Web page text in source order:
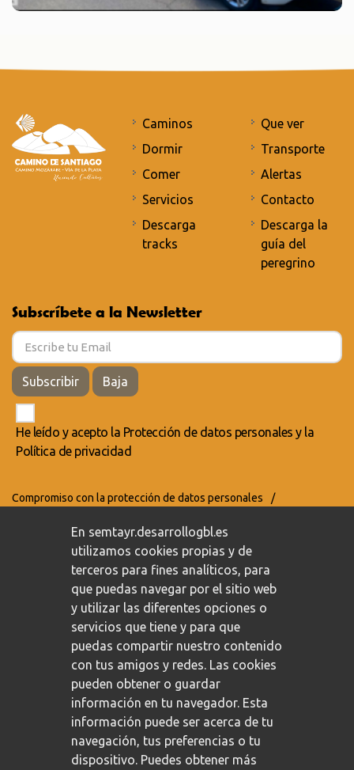
Caminos
Dormir
Comer
Servicios
Descarga
tracks
Que ver
Transporte
Alertas
Contacto
Descarga la
guía del
peregrino
Subscríbete a la Newsletter
Subscribir Baja
He leído y acepto la Protección de datos personales y la
Política de privacidad
Compromiso con la protección de datos personales
/
En semtayr.desarrollogbl.es
utilizamos cookies propias y de
terceros para fines analíticos, para
que puedas navegar por el sitio web
y utilizar las diferentes opciones o
servicios que tiene y para que
puedas compartir nuestro contenido
con tus amigos y redes. Las cookies
pueden obtener o guardar
información en tu navegador. Esta
información puede ser acerca de tu
navegación, tus preferencias o tu
dispositivo. Puedes obtener más